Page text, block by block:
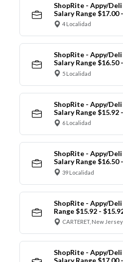
ShopRite - Appy/
Salary Range $17.00
4 Localidad
ShopRite - Appy/
Salary Range $16.50
5 Localidad
ShopRite - Appy/
Salary Range $15.92
6 Localidad
ShopRite - Appy/
Salary Range $16.50
39 Localidad
ShopRite - Appy/
Range $15.92 -
CARTERET, New
ShopRite - Appy/Deli